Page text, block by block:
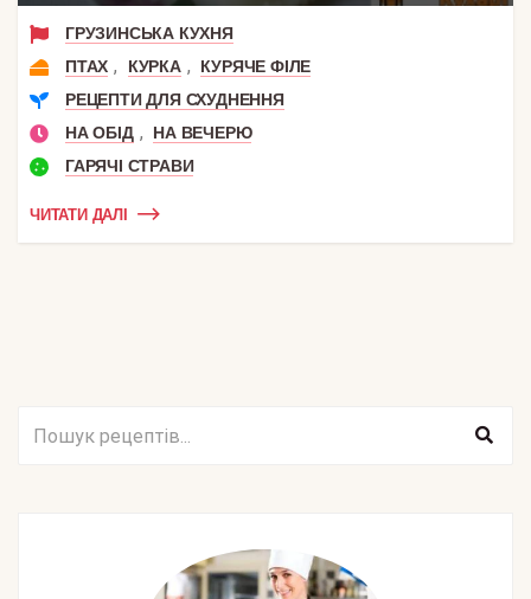
ГРУЗИНСЬКА КУХНЯ
ПТАХ , КУРКА ,
КУРЯЧЕ ФІЛЕ
РЕЦЕПТИ ДЛЯ СХУДНЕННЯ
НА ОБІД ,
НА ВЕЧЕРЮ
ГАРЯЧІ СТРАВИ
ЧИТАТИ ДАЛІ